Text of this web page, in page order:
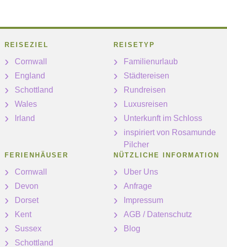
REISEZIEL
Cornwall
England
Schottland
Wales
Irland
REISETYP
Familienurlaub
Städtereisen
Rundreisen
Luxusreisen
Unterkunft im Schloss
inspiriert von Rosamunde
Pilcher
FERIENHÄUSER
Cornwall
Devon
Dorset
Kent
Sussex
Schottland
NÜTZLICHE INFORMATION
Uber Uns
Anfrage
Impressum
AGB / Datenschutz
Blog